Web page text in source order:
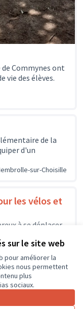
sur le site web
pour améliorer la
nous permettent
plus
sociaux.
de Commynes ont
vie des élèves.
de la
d'un
sur-Choisille
les vélos et
à se déplacer
7